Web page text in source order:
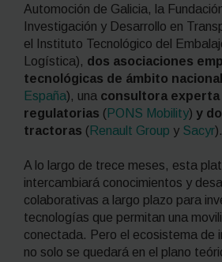
Automoción de Galicia, la
Investigación y Desarrollo en
el Instituto Tecnológico del
Logística), dos asociaciones
tecnológicas de ámbito nacional
España), una consultora
regulatorias (PONS Mobility) y
tractoras (Renault Group y Sacyr).
A lo largo de trece meses, esta
intercambiará conocimientos y
colaborativas a largo plazo para
tecnologías que permitan una
conectada. Pero el ecosistema de
no solo se quedará en el plano